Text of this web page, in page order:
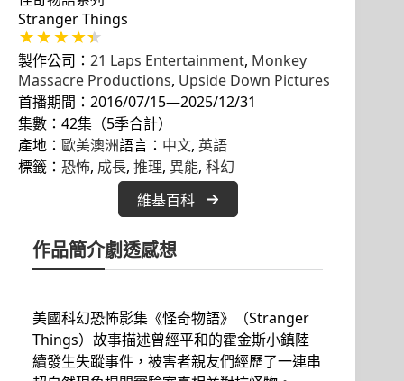
Stranger Things
製作公司： 21 Laps Entertainment, Monkey
Massacre Productions, Upside Down Pictures
首播期間：2016/07/15—2025/12/31
集數：42集（5季合計）
產地： 歐美澳洲語言： 中文, 英語
標籤： 恐怖, 成長, 推理, 異能, 科幻
維基百科
作品簡介劇透感想
美國科幻恐怖影集《怪奇物語》（Stranger
Things）故事描述曾經平和的霍金斯小鎮陸
續發生失蹤事件，被害者親友們經歷了一連串